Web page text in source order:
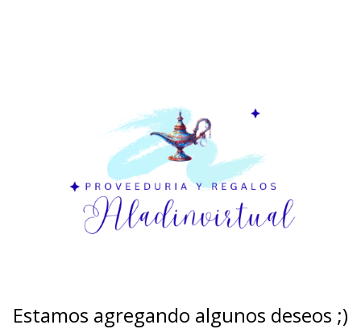
Estamos agregando algunos deseos ;)